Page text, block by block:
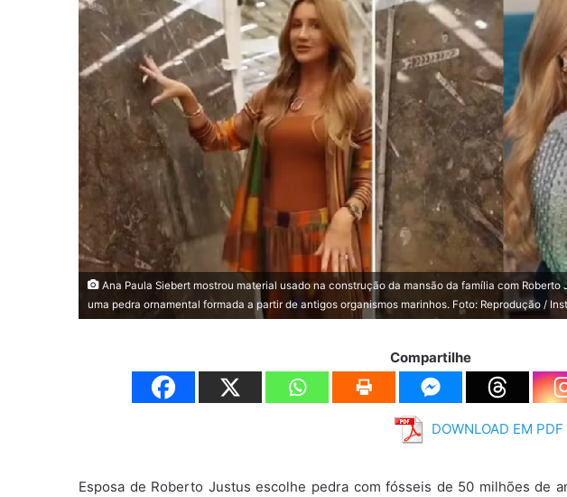
Ana Paula Siebert mostrou material usado na construção da mansão da família com
uma pedra ornamental formada a partir de antigos organismos marinhos. Foto: Reprodução /
Compartilhe
DOWNLOAD EM PDF
Esposa de Roberto Justus escolhe pedra com fósseis de 50 milhões de